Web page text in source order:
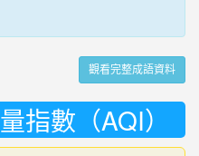
觀看完整成語資料
指數（AQI）